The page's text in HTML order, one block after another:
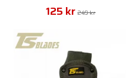
125 kr 249 kr